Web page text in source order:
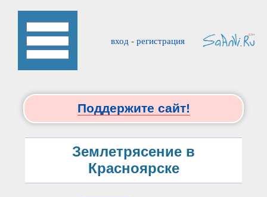
вход - регистрация
Поддержите сайт!
Землетрясение в
Красноярске